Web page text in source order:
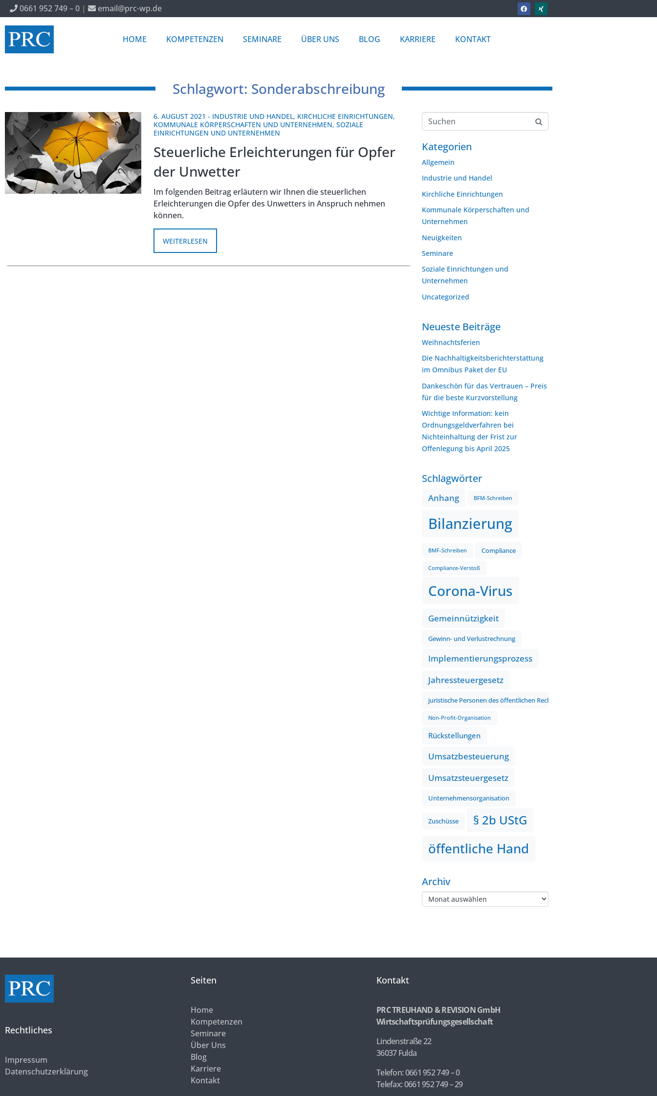
0661 952 749 – 0 | email@prc-wp.de
HOME KOMPETENZEN SEMINARE ÜBER UNS BLOG KARRIERE KONTAKT
Schlagwort: Sonderabschreibung
6. AUGUST 2021 - INDUSTRIE UND HANDEL, KIRCHLICHE EINRICHTUNGEN,
KOMMUNALE KÖRPERSCHAFTEN UND UNTERNEHMEN,SOZIALE
EINRICHTUNGEN UND UNTERNEHMEN
Steuerliche Erleichterungen für Opfer
der Unwetter
Im folgenden Beitrag erläutern wir Ihnen die steuerlichen
Erleichterungen die Opfer des Unwetters in Anspruch nehmen
können.
WEITERLESEN
Kategorien
Allgemein
Industrie und Handel
Kirchliche Einrichtungen
Kommunale Körperschaften und
Unternehmen
Neuigkeiten
Seminare
Soziale Einrichtungen und
Unternehmen
Uncategorized
Neueste Beiträge
Weihnachtsferien
Die Nachhaltigkeitsberichterstattung
im Omnibus Paket der EU
Dankeschön für das Vertrauen – Preis
für die beste Kurzvorstellung
Wichtige Information: kein
Ordnungsgeldverfahren bei
Nichteinhaltung der Frist zur
Offenlegung bis April 2025
Schlagwörter
Anhang BFM-Schreiben
Bilanzierung
BMF-Schreiben Compliance
Compliance-Verstoß
Corona-Virus
Gemeinnützigkeit
Gewinn- und Verlustrechnung
Implementierungsprozess
Jahressteuergesetz
juristische Personen des öffentlichen Rechts
Non-Profit-Organisation
Rückstellungen
Umsatzbesteuerung
Umsatzsteuergesetz
Unternehmensorganisation
Zuschüsse § 2b UStG
öffentliche Hand
Archiv
Rechtliches
Impressum
Datenschutzerklärung
Seiten
Home
Kompetenzen
Seminare
Über Uns
Blog
Karriere
Kontakt
Kontakt
PRC TREUHAND & REVISION GmbH
Wirtschaftsprüfungsgesellschaft
Lindenstraße 22
36037 Fulda
Telefon: 0661 952 749 – 0
Telefax: 0661 952 749 – 29